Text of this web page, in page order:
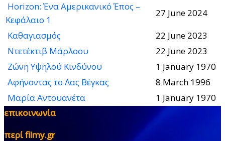
Horizon: Ένα Αμερικανικό Έπος –
Κεφάλαιο 1
27 June 2024
Καθαγιασμός
22 June 2023
Ντετέκτιβ Μάρλοου
22 June 2023
Ζώνη Υψηλού Κινδύνου
1 January 1970
Αφήνοντας το Λας Βέγκας
8 March 1996
Μαρία Αντουανέτα
1 January 1970
επικοινωνία
περί filmy.gr